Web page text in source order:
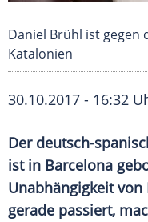
Daniel Brühl ist gegen
Katalonien
30.10.2017 - 16:32
Der deutsch-
ist in Barcelona
Unabhängigkeitvon
gerade passiert,